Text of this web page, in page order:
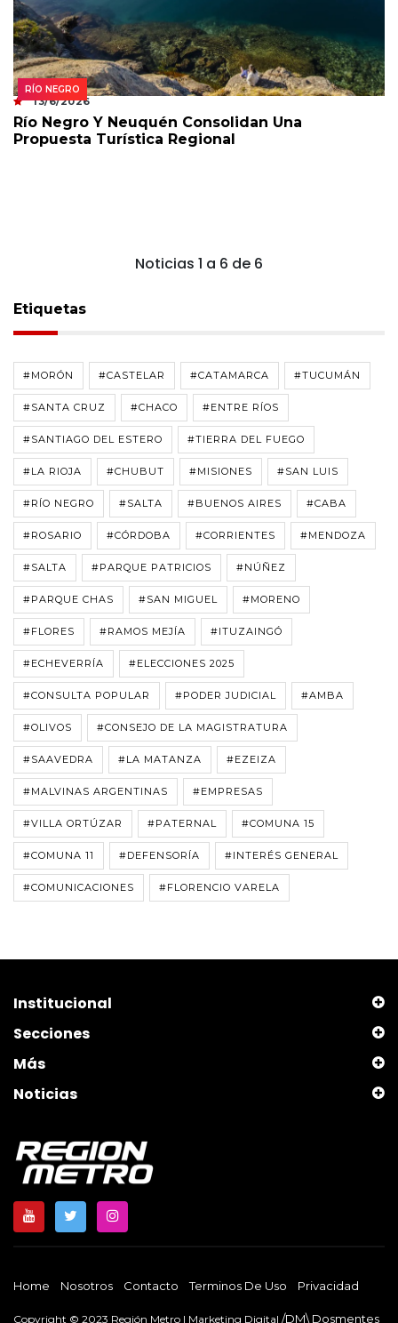
RÍO NEGRO
13/6/2026
Río Negro Y Neuquén Consolidan Una
Propuesta Turística Regional
Noticias 1 a 6 de 6
Etiquetas
#MORÓN #CASTELAR #CATAMARCA #TUCUMÁN
#SANTA CRUZ #CHACO #ENTRE RÍOS
#SANTIAGO DEL ESTERO #TIERRA DEL FUEGO
#LA RIOJA #CHUBUT #MISIONES #SAN LUIS
#RÍO NEGRO #SALTA #BUENOS AIRES #CABA
#ROSARIO #CÓRDOBA #CORRIENTES #MENDOZA
#SALTA #PARQUE PATRICIOS #NÚÑEZ
#PARQUE CHAS #SAN MIGUEL #MORENO
#FLORES #RAMOS MEJÍA #ITUZAINGÓ
#ECHEVERRÍA #ELECCIONES 2025
#CONSULTA POPULAR #PODER JUDICIAL #AMBA
#OLIVOS #CONSEJO DE LA MAGISTRATURA
#SAAVEDRA #LA MATANZA #EZEIZA
#MALVINAS ARGENTINAS #EMPRESAS
#VILLA ORTÚZAR #PATERNAL #COMUNA 15
#COMUNA 11 #DEFENSORÍA #INTERÉS GENERAL
#COMUNICACIONES #FLORENCIO VARELA
Institucional
Secciones
Más
Noticias
Home Nosotros Contacto Terminos De Uso Privacidad
Copyright © 2023 Región Metro | Marketing Digital /DM\ Dosmentes